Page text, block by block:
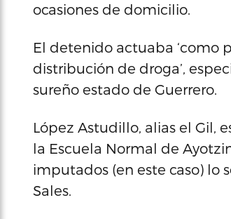
ocasiones de domicilio.
El detenido actuaba ‘como
distribución de droga’,
sureño estado de Guerrero.
López Astudillo, alias el Gil,
la Escuela Normal de
imputados (en este caso) lo
Sales.